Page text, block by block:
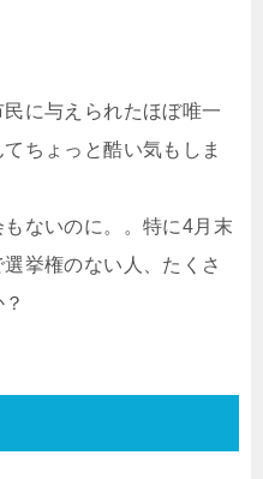
に与えられたほぼ唯一
ちょっと酷い気もしま
ないのに。。特に4月末
挙権のない人、たくさ